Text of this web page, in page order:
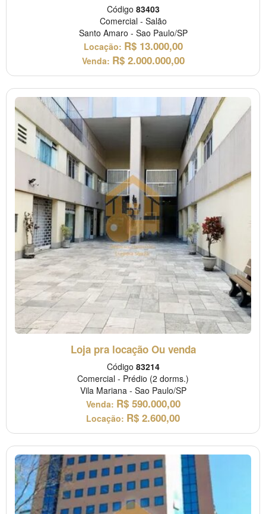
Código 83403
Comercial - Salão
Santo Amaro - Sao Paulo/SP
Locação: R$ 13.000,00
Venda: R$ 2.000.000,00
Loja pra locação Ou venda
Código 83214
Comercial - Prédio (2 dorms.)
Vila Mariana - Sao Paulo/SP
Venda: R$ 590.000,00
Locação: R$ 2.600,00